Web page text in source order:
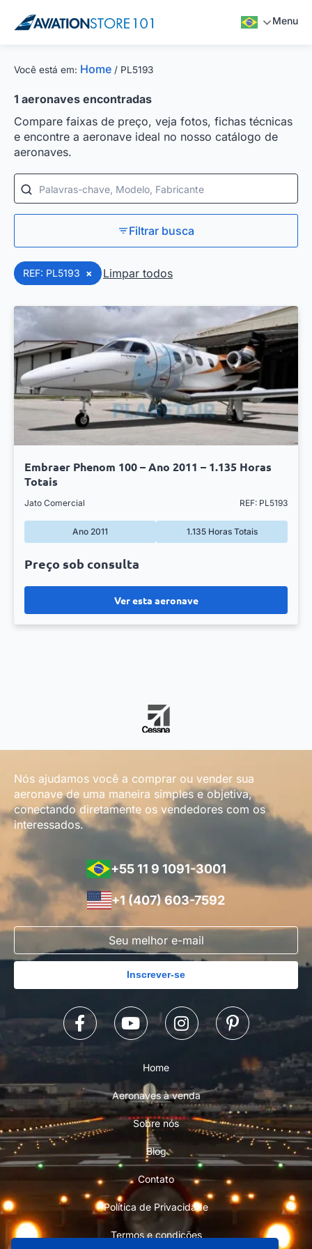
Menu
Você está em: Home / PL5193
1 aeronaves encontradas
Compare faixas de preço, veja fotos, fichas técnicas
e encontre a aeronave ideal no nosso catálogo de
aeronaves.
Palavras-chave, Modelo, Fabricante
Filtrar busca
REF: PL5193 × Limpar todos
Embraer Phenom 100 – Ano 2011 – 1.135 Horas
Totais
Jato Comercial REF: PL5193
Ano 2011 1.135 Horas Totais
Ver esta aeronave
Preço sob consulta
Nós ajudamos você a comprar ou vender sua
aeronave de uma maneira simples e objetiva,
conectando diretamente os vendedores com os
interessados.
+55 11 9 1091-3001
+1 (407) 603-7592
Inscrever-se
Home
Aeronaves à venda
Sobre nós
Blog
Contato
Política de Privacidade
Termos e condições